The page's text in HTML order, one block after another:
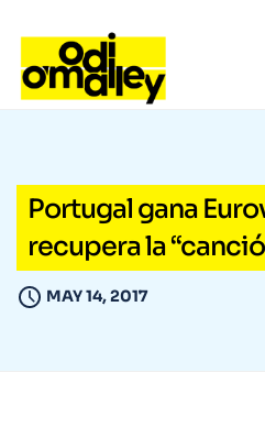
Portugal gana
recupera la
MAY 14, 2017